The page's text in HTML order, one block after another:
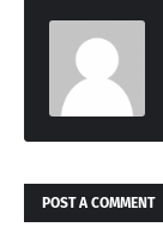
POST A COMMENT